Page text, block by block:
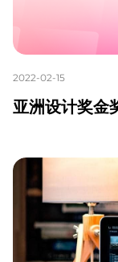
2022-02-15
亚洲设计奖